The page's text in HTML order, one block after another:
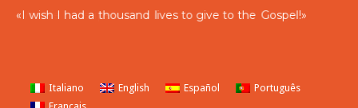
«I wish I had a thousand lives to give to the Gospel!»
Italiano English Español
Português